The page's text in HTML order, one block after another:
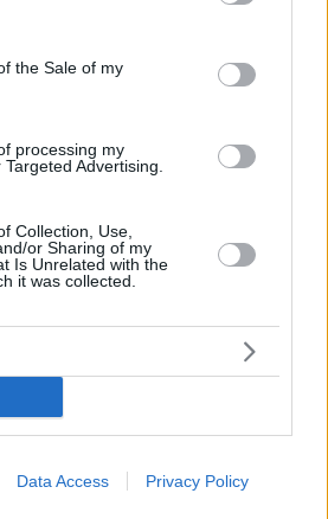
Google and its third-party tags to
specified purposes in below Google
the Sale of my
processing my
Advertising.
Collection, Use,
or Sharing of my
Is Unrelated with the
it was collected.
Data Access Privacy Policy